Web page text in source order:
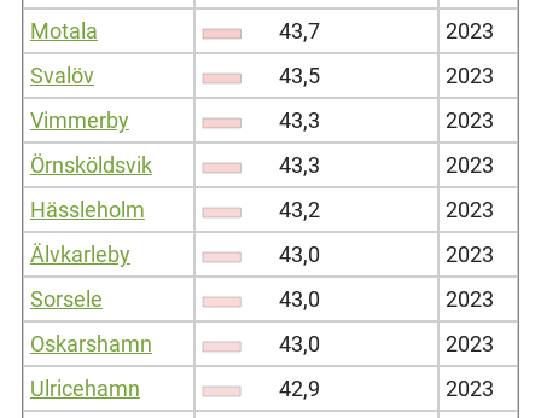
Motala
43,7
2023
Svalöv
43,5
2023
Vimmerby
43,3
2023
Örnsköldsvik
43,3
2023
Hässleholm
43,2
2023
Älvkarleby
43,0
2023
Sorsele
43,0
2023
Oskarshamn
43,0
2023
Ulricehamn
42,9
2023